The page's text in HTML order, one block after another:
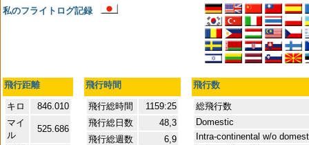
私のフライトログ記録
飛行距離 飛行時間 飛行数
キロ
846.010
マイ
ル
525.686
飛行総時間
1159:25
飛行総日数
48,3
飛行総週数
6,9
総飛行数
Domestic
Intra-continental w/o